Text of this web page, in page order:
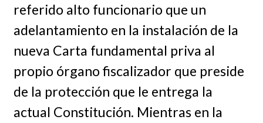
referido alto funcionario que un
adelantamiento en la instalación de la
nueva Carta fundamental priva al
propio órgano fiscalizador que preside
de la protección que le entrega la
actual Constitución. Mientras en la